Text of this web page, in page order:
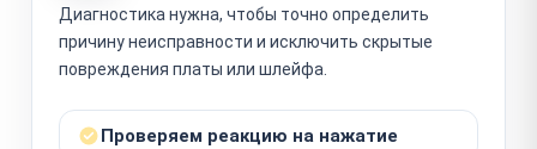
Диагностика нужна, чтобы точно определить
причину неисправности и исключить скрытые
повреждения платы или шлейфа.
Проверяем реакцию на нажатие